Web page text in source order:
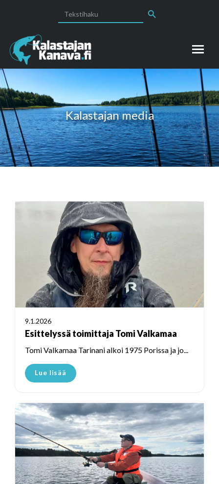
for:
Kalastajan media
9.1.2026
Esittelyssä toimittaja Tomi Valkamaa
Tomi Valkamaa Tarinani alkoi 1975 Porissa ja jo...
Lue lisää